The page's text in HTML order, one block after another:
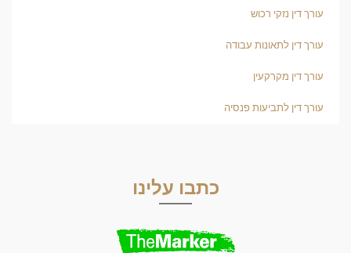
עורך דין נזקי רכוש
עורך דין לתאונות עבודה
עורך דין מקרקעין
עורך דין לתביעות פנסיה
כתבו עלינו